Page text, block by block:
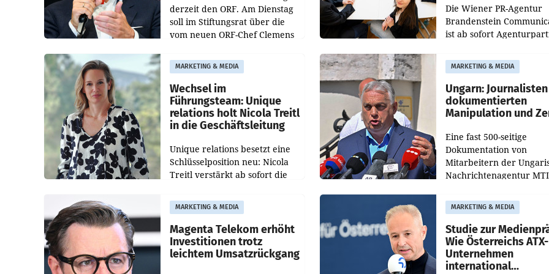
derzeit den ORF. Am Dienstag
soll im Stiftungsrat über die
vom neuen ORF-Chef Clemens
Besetzungen für die
Direktionen abgestimmt
werden.
Die Wiener PR-Agentur
Brandenstein
ist ab sofort
Optimierungsplattform
OtterlyAI. Damit baut die
Agentur ihr
MARKETING & MEDIA
Wechsel im
Führungsteam: Unique
relations holt Nicola Treitl
in die Geschäftsleitung
Unique relations besetzt eine
Schlüsselposition neu: Nicola
Treitl verstärkt ab sofort die
PR-Agentur an der Seite von
Josef Kalina und Anna Kalina-
Mahr.
MARKETING & MEDIA
Ungarn: Journalisten
dokumentierten
Manipulation und
Eine fast 500-seitige
Dokumentation von
Mitarbeitern der
Nachrichtenagentur
Manipulation und Zensur
der Agentur während
MARKETING & MEDIA
Magenta Telekom erhöht
Investitionen trotz
leichtem Umsatzrückgang
MARKETING & MEDIA
Studie zur
Wie Österreichs ATX-
Unternehmen
international